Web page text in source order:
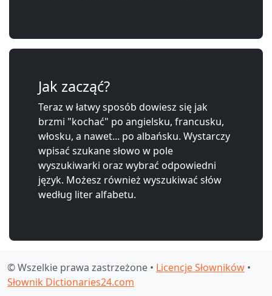
Jak zacząć?
Teraz w łatwy sposób dowiesz się jak
brzmi "kochać" po angielsku, francusku,
włosku, a nawet... po albańsku. Wystarczy
wpisać szukane słowo w pole
wyszukiwarki oraz wybrać odpowiedni
język. Możesz również wyszukiwać słów
według liter alfabetu.
© Wszelkie prawa zastrzeżone • Licencje Słowników •
Słownik Dictionaries24.com